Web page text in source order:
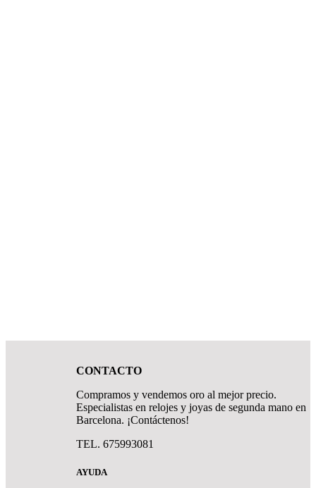
CONTACTO
Compramos y vendemos oro al mejor precio.
Especialistas en relojes y joyas de segunda mano en
Barcelona. ¡Contáctenos!
TEL. 675993081
AYUDA